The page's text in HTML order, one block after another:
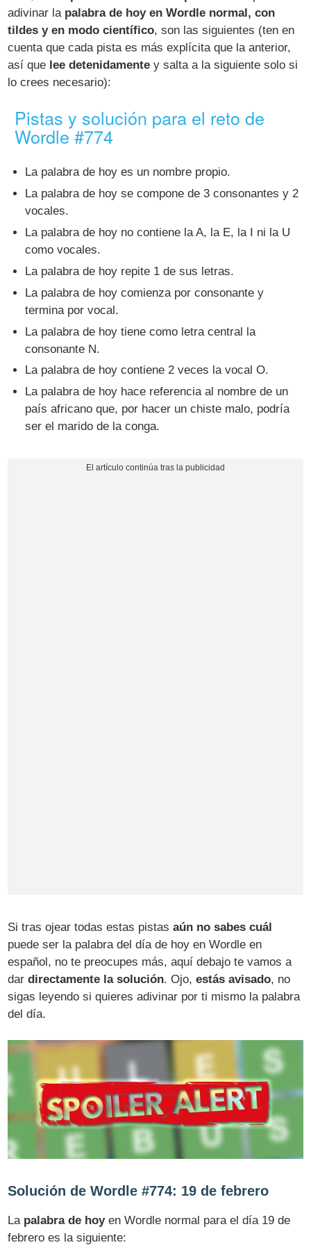
adivinar la palabra de hoy en Wordle normal, con
tildes y en modo científico, son las siguientes (ten en
cuenta que cada pista es más explícita que la anterior,
así que lee detenidamente y salta a la siguiente solo si
lo crees necesario):
Pistas y solución para el reto de
Wordle #774
La palabra de hoy es un nombre propio.
La palabra de hoy se compone de 3 consonantes y 2
vocales.
La palabra de hoy no contiene la A, la E, la I ni la U
como vocales.
La palabra de hoy repite 1 de sus letras.
La palabra de hoy comienza por consonante y
termina por vocal.
La palabra de hoy tiene como letra central la
consonante N.
La palabra de hoy contiene 2 veces la vocal O.
La palabra de hoy hace referencia al nombre de un
país africano que, por hacer un chiste malo, podría
ser el marido de la conga.
Si tras ojear todas estas pistasaún no sabes cuál
puede ser la palabra del día de hoy en Wordle en
español, no te preocupes más, aquí debajo te vamos a
dardirectamente la solución. Ojo,estás avisado, no
sigas leyendo si quieres adivinar por ti mismo la palabra
del día.
Solución de Wordle #774: 19 de febrero
La palabra de hoyen Wordle normal para el día 19 de
febrero es la siguiente: